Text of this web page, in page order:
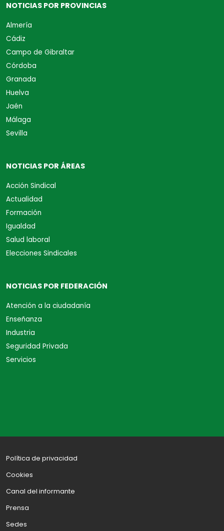
NOTICIAS POR PROVINCIAS
Almería
Cádiz
Campo de Gibraltar
Córdoba
Granada
Huelva
Jaén
Málaga
Sevilla
NOTICIAS POR ÁREAS
Acción Sindical
Actualidad
Formación
Igualdad
Salud laboral
Elecciones Sindicales
NOTICIAS POR FEDERACIÓN
Atención a la ciudadanía
Enseñanza
Industria
Seguridad Privada
Servicios
Política de privacidad
Cookies
Canal del informante
Prensa
Sedes